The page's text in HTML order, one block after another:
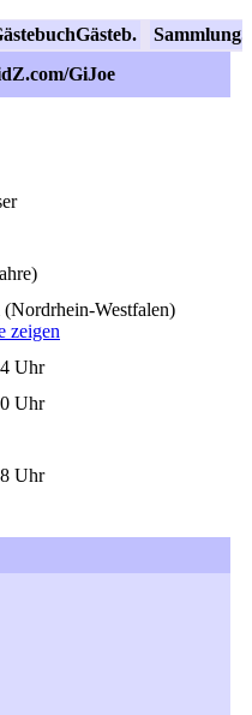
Gästeb. Sammlung
GiJoe
Westfalen)
zeigen
Uhr
Uhr
Uhr